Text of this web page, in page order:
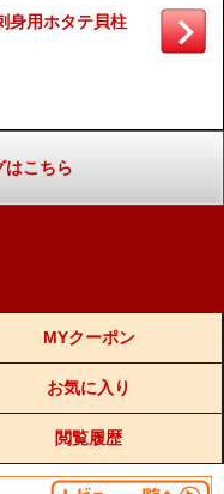
身用ホタテ貝柱
はこちら
MYクーポン
お気に入り
閲覧履歴